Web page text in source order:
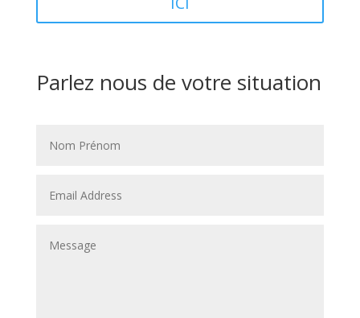
Parlez nous de votre situation